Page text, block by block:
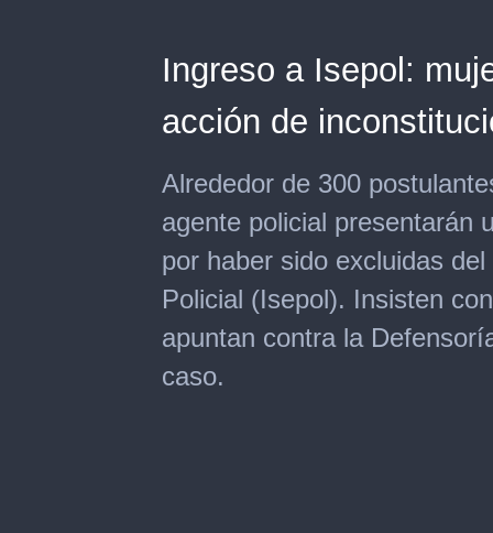
Ingreso a Isepol:
acción de
Alrededor de 300
agente policial presentarán
por haber sido excluidas
Policial (Isepol). Insisten
apuntan contra la
caso.